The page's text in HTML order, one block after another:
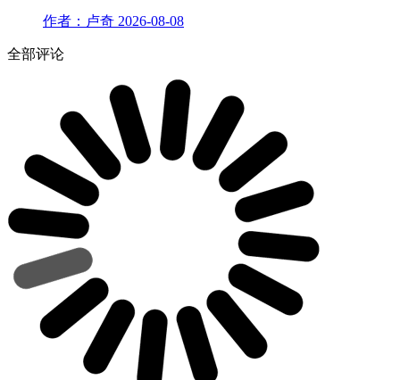
作者：卢奇 2026-08-08
全部评论